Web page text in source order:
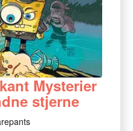
Mysterier
stjerne